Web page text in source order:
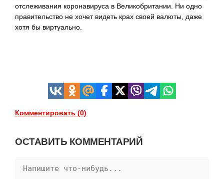
отслеживания коронавируса в Великобритании. Ни одно
правительство не хочет видеть крах своей валюты, даже
хотя бы виртуально.
Комментировать (0)
ОСТАВИТЬ КОММЕНТАРИЙ